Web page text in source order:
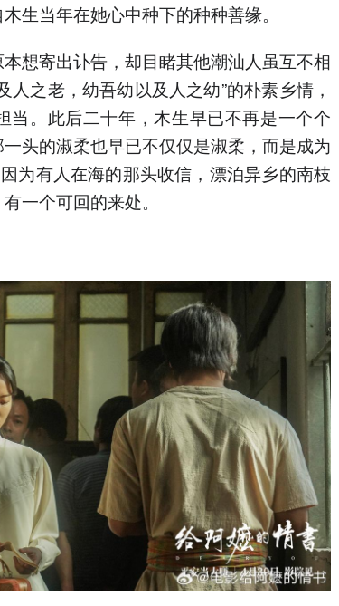
生当年在她心中种下的种种善缘。
想寄出讣告，却目睹其他潮汕人虽互不相
人之老，幼吾幼以及人之幼”的朴素乡情，
当。此后二十年，木生早已不再是一个个
头的淑柔也早已不仅仅是淑柔，而是成为
为有人在海的那头收信，漂泊异乡的南枝
一个可回的来处。